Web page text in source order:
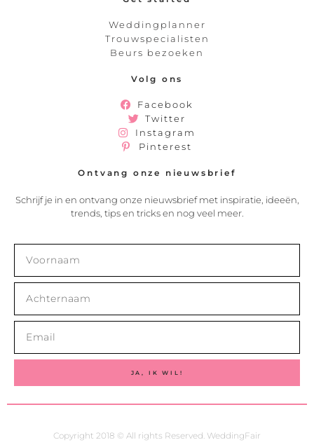
Weddingplanner
Trouwspecialisten
Beurs bezoeken
Volg ons
Facebook
Twitter
Instagram
Pinterest
Ontvang onze nieuwsbrief
Schrijf je in en ontvang onze nieuwsbrief met inspiratie, ideeën,
trends, tips en tricks en nog veel meer.
JA, IK WIL!
Copyright 2018 © All rights Reserved. WeddingFair